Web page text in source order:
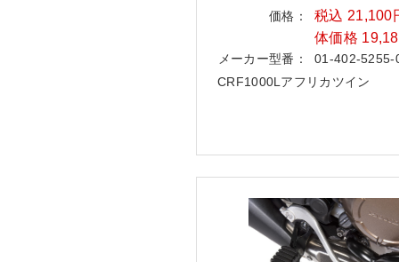
価格：
税込 21,100
体価格
メーカー型番：
01-402-5255-
CRF1000Lアフリカツイン